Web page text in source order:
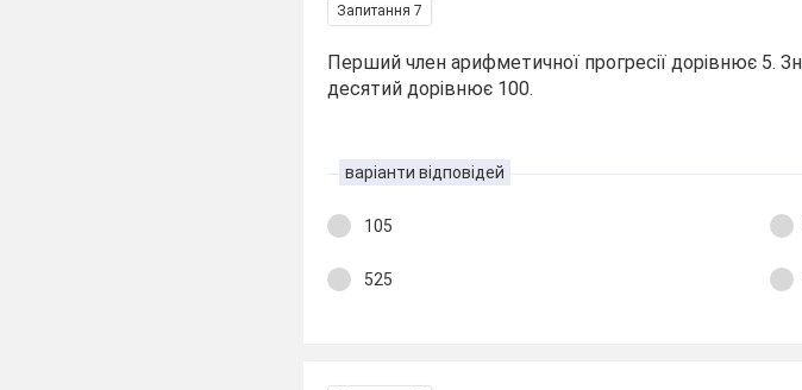
Запитання 7
Перший член арифметичної прогресії дорівнює 5.
десятий дорівнює 100.
варіанти відповідей
105
525